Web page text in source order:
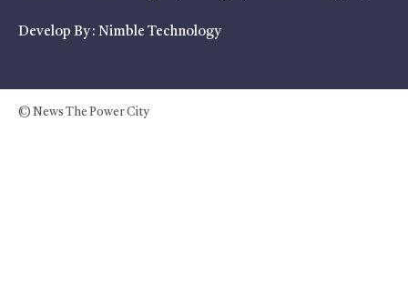
Develop By : Nimble Technology
© News The Power City